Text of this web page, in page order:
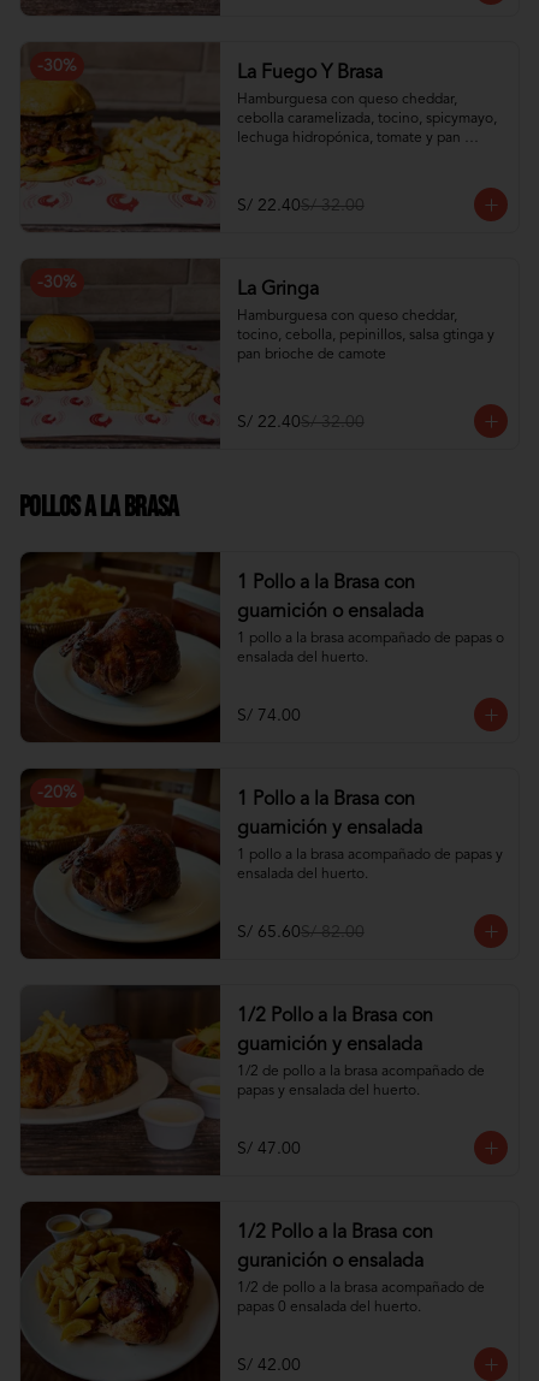
-30% La Fuego Y Brasa
Hamburguesa con queso cheddar,
cebolla caramelizada, tocino, spicymayo,
lechuga hidropónica, tomate y pan
S/ 22.40S/ 32.00
-30% La Gringa
Hamburguesa con queso cheddar,
tocino, cebolla, pepinillos, salsa gtinga y
pan brioche de camote
S/ 22.40S/ 32.00
Pollos a la Brasa
1 Pollo a la Brasa con
guarnición o ensalada
1 pollo a la brasa acompañado de papas o
ensalada del huerto.
S/ 74.00
-20%
1 Pollo a la Brasa con
guarnición y ensalada
1 pollo a la brasa acompañado de papas y
ensalada del huerto.
S/ 65.60S/ 82.00
1/2 Pollo a la Brasa con
guarnición y ensalada
1/2 de pollo a la brasa acompañado de
papas y ensalada del huerto.
S/ 47.00
1/2 Pollo a la Brasa con
guranición o ensalada
1/2 de pollo a la brasa acompañado de
papas 0 ensalada del huerto.
S/ 42.00